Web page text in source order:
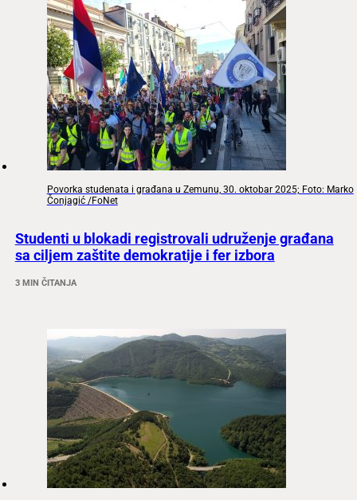
Povorka studenata i građana u Zemunu, 30. oktobar 2025; Foto: Marko
Čonjagić /FoNet
Studenti u blokadi registrovali udruženje građana
sa ciljem zaštite demokratije i fer izbora
3 MIN ČITANJA